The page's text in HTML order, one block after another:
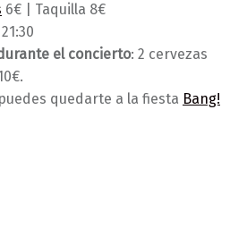
6€ | Taquilla 8€
el concierto: 2 cervezas
quedarte a la fiesta Bang!